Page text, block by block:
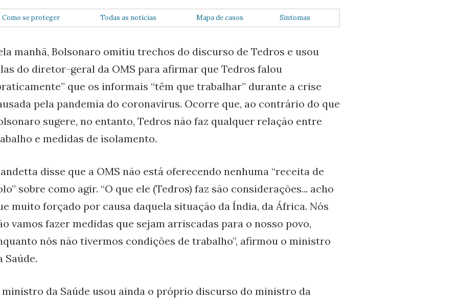
Como se proteger Todas as notícias Mapa de casos Sintomas
manhã, Bolsonaro omitiu trechos do discurso de Tedros e usou
do diretor-geral da OMS para afirmar que Tedros falou
que os informais “têm que trabalhar” durante a crise
pela pandemia do coronavírus. Ocorre que, ao contrário do que
sugere, no entanto, Tedros não faz qualquer relação entre
e medidas de isolamento.
disse que a OMS não está oferecendo nenhuma “receita de
sobre como agir. “O que ele (Tedros) faz são considerações... acho
muito forçado por causa daquela situação da Índia, da África. Nós
vamos fazer medidas que sejam arriscadas para o nosso povo,
nós não tivermos condições de trabalho”, afirmou o ministro
Saúde.
ministro da Saúde usou ainda o próprio discurso do ministro da